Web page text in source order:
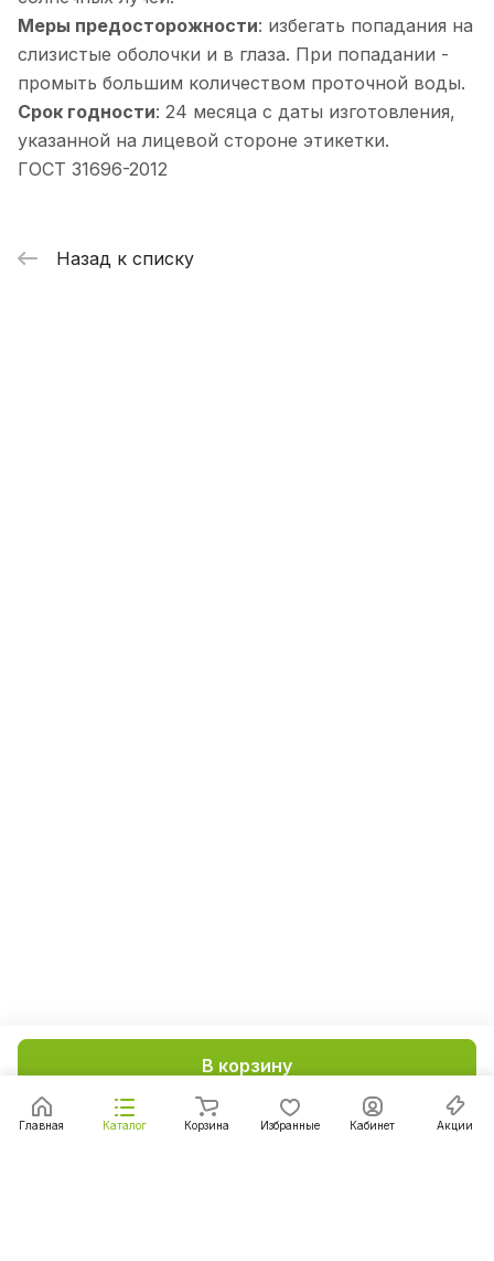
В корзину
Меры предосторожности: избегать попадания на
слизистые оболочки и в глаза. При попадании -
промыть большим количеством проточной воды.
Срок годности: 24 месяца с даты изготовления,
указанной на лицевой стороне этикетки.
ГОСТ 31696-2012
Назад к списку
Главная Каталог Корзина Избранные Кабинет Акции